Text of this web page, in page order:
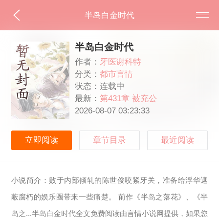
半岛白金时代
半岛白金时代
作者： 牙医谢科特
分类：都市言情
状态：连载中
最新： 第431章 被充公
2026-08-07 03:23:33
立即阅读 章节目录 最近阅读
小说简介：败于内部倾轧的陈世俊咬紧牙关，准备给浮华遮
蔽腐朽的娱乐圈带来一些痛楚。 前作《半岛之落花》、《半
岛之...半岛白金时代全文免费阅读由言情小说网提供，如果您